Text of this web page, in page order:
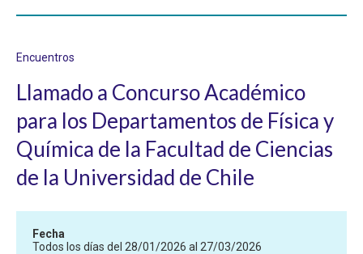
POSTGRADOS
ADMISIÓN
FUNCIONARIOS EGRESADOS
Encuentros
Llamado a Concurso Académico
para los Departamentos de Física y
Química de la Facultad de Ciencias
de la Universidad de Chile
Fecha
Todos los días del 28/01/2026 al 27/03/2026